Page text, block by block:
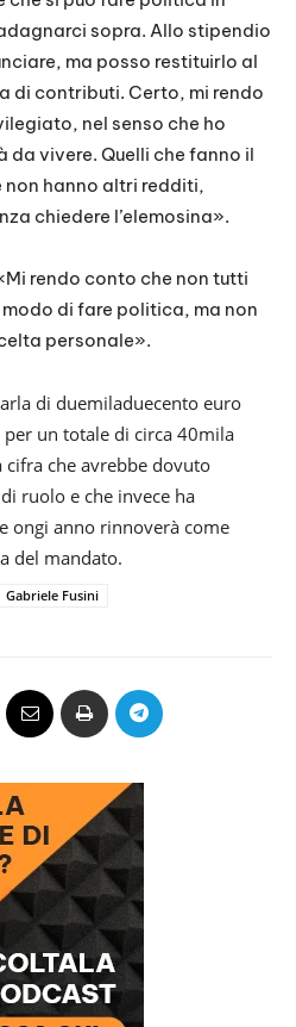
sopra. Allo stipendio
ma posso restituirlo al
di contributi. Certo, mi rendo
nel senso che ho
da vivere. Quelli che fanno il
non hanno altri redditi,
chiedere l’elemosina».
rendo conto che non tutti
di fare politica, ma non
personale».
di duemiladuecento euro
un totale di circa 40mila
che avrebbe dovuto
ruolo e che invece ha
ongi anno rinnoverà come
del mandato.
Gabriele Fusini